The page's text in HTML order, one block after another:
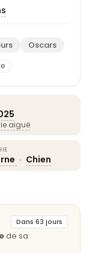
Oscars
aiguë
· Chien
Dans 63 jours
de sa